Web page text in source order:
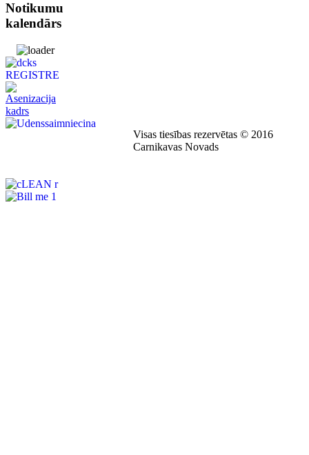
Notikumu
kalendārs
Visas tiesības rezervētas © 2016
Carnikavas Novads